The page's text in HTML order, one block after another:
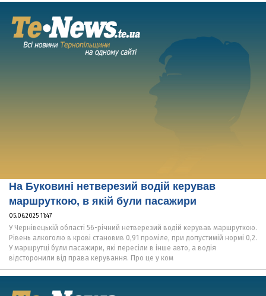
На Буковині нетверезий водій керував
маршруткою, в якій були пасажири
05.06.2025 11:47
У Чернівецькій області 56-річний нетверезий водій керував маршруткою.
Рівень алкоголю в крові становив 0,91 проміле, при допустимій нормі 0,2.
У маршрутці були пасажири, які пересіли в інше авто, а водія
відсторонили від права керування. Про це у ком